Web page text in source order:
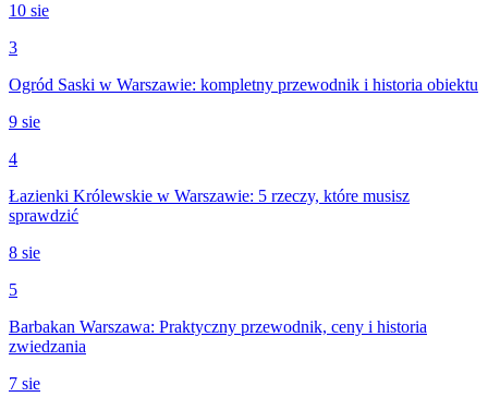
10 sie
3
Ogród Saski w Warszawie: kompletny przewodnik i historia obiektu
9 sie
4
Łazienki Królewskie w Warszawie: 5 rzeczy, które musisz
sprawdzić
8 sie
5
Barbakan Warszawa: Praktyczny przewodnik, ceny i historia
zwiedzania
7 sie